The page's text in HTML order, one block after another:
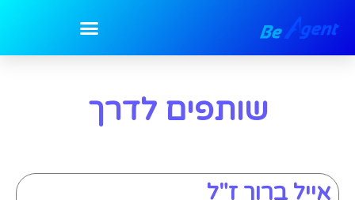
שותפים לדרך
אייל ברוך ז"ל